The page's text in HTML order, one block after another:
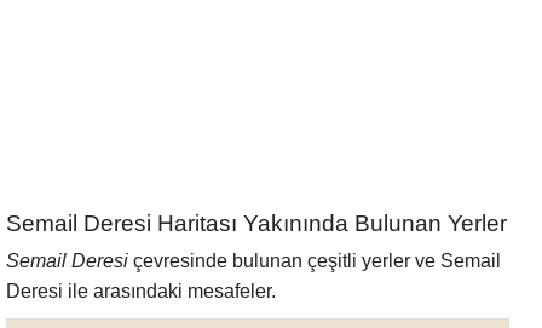
Semail Deresi Haritası Yakınında Bulunan Yerler
Semail Deresi çevresinde bulunan çeşitli yerler ve Semail
Deresi ile arasındaki mesafeler.